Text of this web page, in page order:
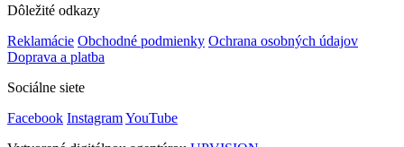
Dôležité odkazy
Reklamácie Obchodné podmienky Ochrana osobných údajov
Doprava a platba
Sociálne siete
Facebook InstagramYouTube